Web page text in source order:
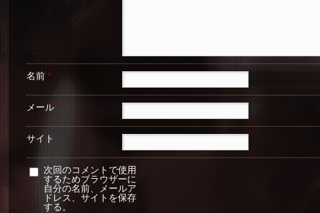
名前 *
メール *
サイト
次回のコメントで使用
するためブラウザーに
自分の名前、メールア
ドレス、サイトを保存
する。